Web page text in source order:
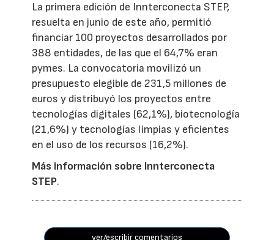
La primera edición de Innterconecta STEP,
resuelta en junio de este año, permitió
financiar 100 proyectos desarrollados por
388 entidades, de las que el 64,7% eran
pymes. La convocatoria movilizó un
presupuesto elegible de 231,5 millones de
euros y distribuyó los proyectos entre
tecnologías digitales (62,1%), biotecnología
(21,6%) y tecnologías limpias y eficientes
en el uso de los recursos (16,2%).
Más información sobre Innterconecta
STEP.
ver/escribir comentarios